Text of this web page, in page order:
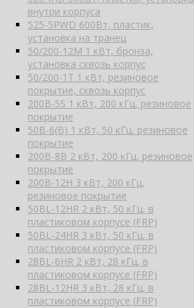
внутри корпуса
525-5PWD 600Вт, пластик,
установка на транец
50/200-12M 1 кВт, бронза,
установка сквозь корпус
50/200-1T 1 кВт, резиновое
покрытие, сквозь корпус
200B-5S 1 кВт, 200 кГц, резиновое
покрытие
50B-6(B) 1 кВт, 50 кГц, резиновое
покрытие
200B-8B 2 кВт, 200 кГц, резиновое
покрытие
200B-12H 3 кВт, 200 кГц,
резиновое покрытие
50BL-12HR 2 кВт, 50 кГц, в
пластиковом корпусе (FRP)
50BL-24HR 3 кВт, 50 кГц, в
пластиковом корпусе (FRP)
28BL-6HR 2 кВт, 28 кГц, в
пластиковом корпусе (FRP)
28BL-12HR 3 кВт, 28 кГц, в
пластиковом корпусе (FRP)